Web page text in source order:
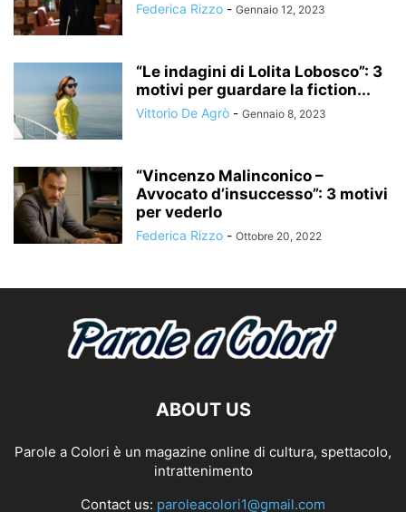
Federica Rizzo - Gennaio 12, 2023
“Le indagini di Lolita Lobosco”: 3
motivi per guardare la fiction...
Vittorio De Agrò - Gennaio 8, 2023
“Vincenzo Malinconico –
Avvocato d’insuccesso”: 3 motivi
per vederlo
Federica Rizzo - Ottobre 20, 2022
ABOUT US
Parole a Colori è un magazine online di cultura, spettacolo,
intrattenimento
Contact us: paroleacolori1@gmail.com